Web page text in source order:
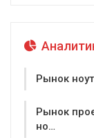
Рынок
Рынок
но…